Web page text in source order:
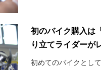
初のバイク購入は
り立てライダーが
初めてのバイクとし